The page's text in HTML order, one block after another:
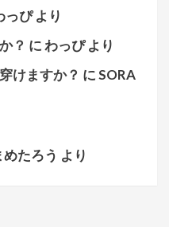
っぴより
？ に わっぴより
けますか？ にSORA
めたろう より